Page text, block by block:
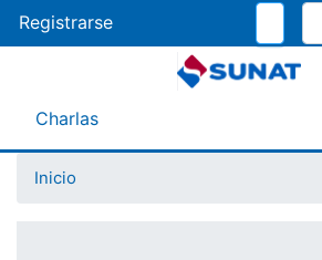
al
contenido
Registrarse
Menú Asistente
Charlas
Inicio